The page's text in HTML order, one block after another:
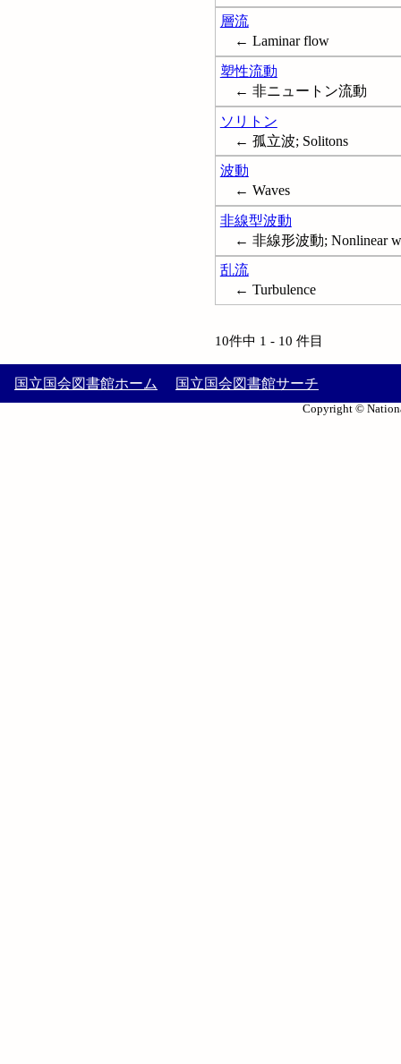
層流
← Laminar flow
塑性流動
← 非ニュートン流動
ソリトン
← 孤立波; Solitons
波動
← Waves
非線型波動
← 非線形波動; Nonlinear
乱流
← Turbulence
10件中 1 - 10 件目
国立国会図書館ホーム 国立国会図書館サーチ
Copyright ©